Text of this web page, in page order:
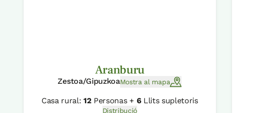
Aranburu
Zestoa/GipuzkoaMostra al mapa
Casa rural:12 Personas + 6Llits supletoris
Distribució